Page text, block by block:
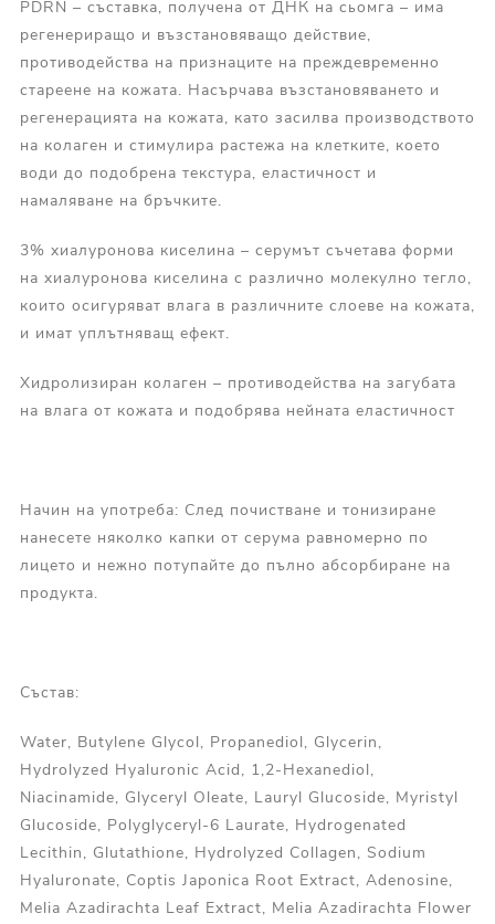
PDRN – съставка, получена от ДНК на сьомга – има
регенериращо и възстановяващо действие,
противодейства на признаците на преждевременно
стареене на кожата. Насърчава възстановяването и
регенерацията на кожата, като засилва производството
на колаген и стимулира растежа на клетките, което
води до подобрена текстура, еластичност и
намаляване на бръчките.
3% хиалуронова киселина – серумът съчетава форми
на хиалуронова киселина с различно молекулно тегло,
които осигуряват влага в различните слоеве на кожата,
и имат уплътняващ ефект.
Хидролизиран колаген – противодейства на загубата
на влага от кожата и подобрява нейната еластичност
Начин на употреба: След почистване и тонизиране
нанесете няколко капки от серума равномерно по
лицето и нежно потупайте до пълно абсорбиране на
продукта.
Състав:
Water, Butylene Glycol, Propanediol, Glycerin,
Hydrolyzed Hyaluronic Acid, 1,2-Hexanediol,
Niacinamide, Glyceryl Oleate, Lauryl Glucoside, Myristyl
Glucoside, Polyglyceryl-6 Laurate, Hydrogenated
Lecithin, Glutathione, Hydrolyzed Collagen, Sodium
Hyaluronate, Coptis Japonica Root Extract, Adenosine,
Melia Azadirachta Leaf Extract, Melia Azadirachta Flower